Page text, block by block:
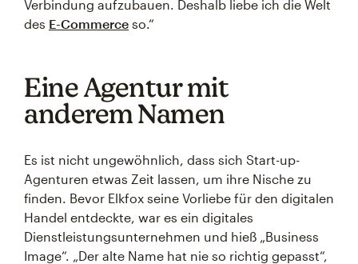
Verbindung aufzubauen. Deshalb liebe ich die Welt
des E-Commerce so.“
Eine Agentur mit
anderem Namen
Es ist nicht ungewöhnlich, dass sich Start-up-
Agenturen etwas Zeit lassen, um ihre Nische zu
finden. Bevor Elkfox seine Vorliebe für den digitalen
Handel entdeckte, war es ein digitales
Dienstleistungsunternehmen und hieß „Business
Image“. „Der alte Name hat nie so richtig gepasst“,